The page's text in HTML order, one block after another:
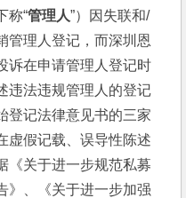
称“管理人”）因失联和/
管理人登记，而深圳恩
诉在申请管理人登记时
违法违规管理人的登记
登记法律意见书的三家
虚假记载、误导性陈述
《关于进一步规范私募
》、《关于进一步加强